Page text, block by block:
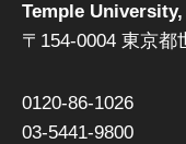
Temple
〒154-0004 東京都
0120-86-1026
03-5441-9800